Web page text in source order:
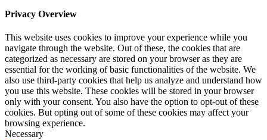
Privacy Overview
This website uses cookies to improve your experience while you
navigate through the website. Out of these, the cookies that are
categorized as necessary are stored on your browser as they are
essential for the working of basic functionalities of the website. We
also use third-party cookies that help us analyze and understand how
you use this website. These cookies will be stored in your browser
only with your consent. You also have the option to opt-out of these
cookies. But opting out of some of these cookies may affect your
browsing experience.
Necessary